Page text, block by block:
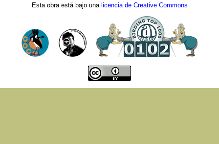
Esta obra está bajo una licencia de Creative Commons